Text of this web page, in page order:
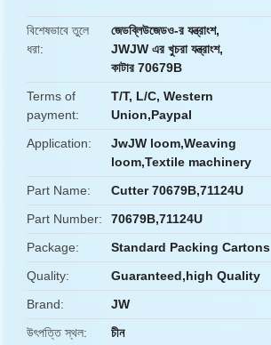
বিশেষভাবে তুলে
ধরা
জেডব্লিউজেডও-র যন্ত্রাংশ,
JWJW এর খুচরা যন্ত্রাংশ,
কাটার 70679B
Terms of
payment
T/T, L/C, Western
Union,Paypal
Application
JwJW loom,Weaving
loom,Textile machinery
Part Name
Cutter 70679B,71124U
Part Number
70679B,71124U
Package
Standard Packing Cartons
Quality
Guaranteed,high Quality
Brand
JW
উৎপত্তি স্থল
চীন